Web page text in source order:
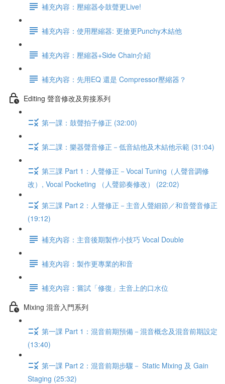
補充內容：壓縮器令鼓聲更Live!
補充內容：使用壓縮器: 更搶更Punchy木結他
補充內容：壓縮器+Side Chain介紹
補充內容：先用EQ 還是 Compressor壓縮器？
Editing 聲音修改及剪接系列
第一課：鼓聲拍子修正 (32:00)
第二課：樂器聲音修正－低音結他及木結他示範 (31:04)
第三課 Part 1：人聲修正－Vocal Tuning（人聲音調修
改）, Vocal Pocketing （人聲節奏修改） (22:02)
第三課 Part 2：人聲修正－主音人聲細節／和音聲音修正
(19:12)
補充內容：主音後期製作小技巧 Vocal Double
補充內容：製作更專業的和音
補充內容：嘗試「修復」主音上的口水位
Mixing 混音入門系列
第一課 Part 1：混音前期預備－混音概念及混音前期設定
(13:40)
第一課 Part 2：混音前期步驟－ Static Mixing 及 Gain
Staging (25:32)